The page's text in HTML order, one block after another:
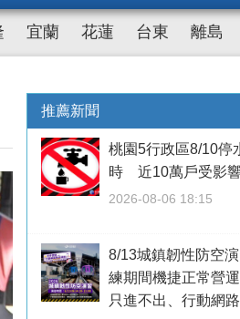
宜蘭 花蓮 台東 離島
推薦新聞
桃園5行政區8/10停
時 近10萬戶受影
2026-08-06 18:15
8/13城鎮韌性防空
練期間機捷正常營
只進不出、行動網